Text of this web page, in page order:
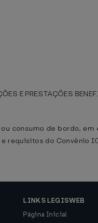
E PRESTAÇÕES
consumo de bordo,
requisitos do Convênio
LINKS LEGISWEB
Página Inicial